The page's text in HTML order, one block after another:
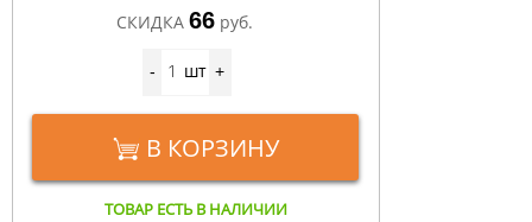
СКИДКА 66 руб.
- шт +
В КОРЗИНУ
ТОВАР ЕСТЬ В НАЛИЧИИ